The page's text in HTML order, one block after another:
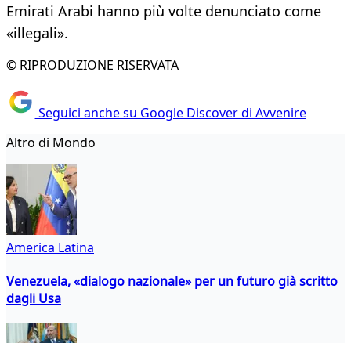
Emirati Arabi hanno più volte denunciato come
«illegali».
© RIPRODUZIONE RISERVATA
Seguici anche su Google Discover di Avvenire
Altro di Mondo
America Latina
Venezuela, «dialogo nazionale» per un futuro già scritto
dagli Usa